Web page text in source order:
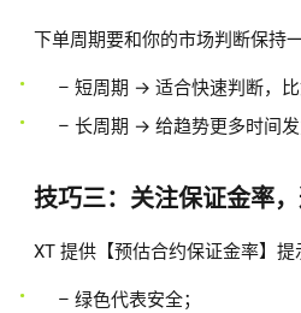
下单周期要和你的市场判断保持一
– 短周期 → 适合快速判断，比
– 长周期 → 给趋势更多时间发
技巧三：关注保证金率
XT 提供【预估合约保证金率】提
– 绿色代表安全；